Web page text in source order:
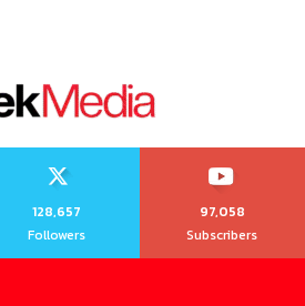
128,657
Followers
97,058
Subscribers